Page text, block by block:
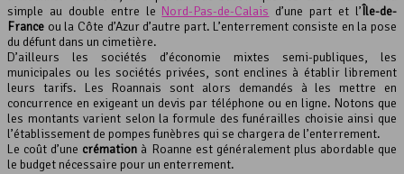
simple au double entre le Nord-Pas-de-Calais d’une part et l’Île-de-
France ou la Côte d’Azur d’autre part. L’enterrement consiste en la pose
du défunt dans un cimetière.
D’ailleurs les sociétés d’économie mixtes semi-publiques, les
municipales ou les sociétés privées, sont enclines à établir librement
leurs tarifs. Les Roannais sont alors demandés à les mettre en
concurrence en exigeant un devis par téléphone ou en ligne. Notons que
les montants varient selon la formule des funérailles choisie ainsi que
l’établissement de pompes funèbres qui se chargera de l’enterrement.
Le coût d’une crémation à Roanne est généralement plus abordable que
le budget nécessaire pour un enterrement.